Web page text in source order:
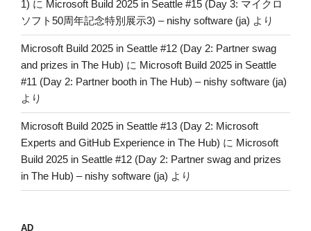
1) に Microsoft Build 2025 in Seattle #15 (Day 3: マイクロ
ソフト50周年記念特別展示3) – nishy software (ja) より
Microsoft Build 2025 in Seattle #12 (Day 2: Partner swag
and prizes in The Hub) に Microsoft Build 2025 in Seattle
#11 (Day 2: Partner booth in The Hub) – nishy software (ja)
より
Microsoft Build 2025 in Seattle #13 (Day 2: Microsoft
Experts and GitHub Experience in The Hub) に Microsoft
Build 2025 in Seattle #12 (Day 2: Partner swag and prizes
in The Hub) – nishy software (ja) より
AD